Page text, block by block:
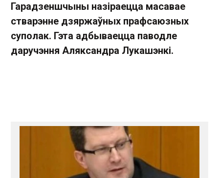
Гарадзеншчыны назіраецца масавае
стварэнне дзяржаўных прафсаюзных
суполак. Гэта адбываецца паводле
даручэння Аляксандра Лукашэнкі.